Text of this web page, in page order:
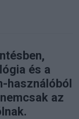
és a
használóból
az